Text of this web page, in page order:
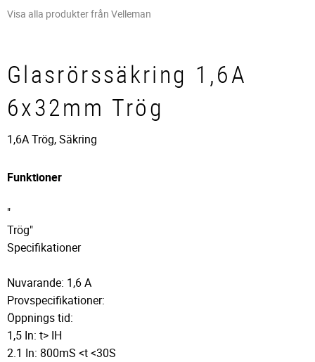
Visa alla produkter från Velleman
Glasrörssäkring 1,6A
6x32mm Trög
1,6A Trög, Säkring
Funktioner
"
Trög"
Specifikationer
Nuvarande: 1,6 A
Provspecifikationer:
Öppnings tid:
1,5 In: t> IH
2.1 In: 800mS <t <30S